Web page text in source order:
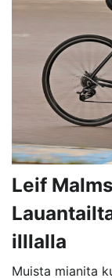
Leif
illlalla
Muista mianita